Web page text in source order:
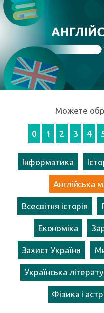
Можете
0 1 2 3 4
Інформатика
Англійська
Всесвітня історія
Економіка
Захист України
Українська
Фізика і